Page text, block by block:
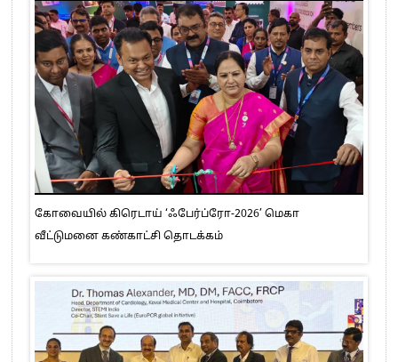
கோவையில் கிரெடாய் ‘ஃபேர்ப்ரோ-2026’ மெகா
வீட்டுமனை கண்காட்சி தொடக்கம்